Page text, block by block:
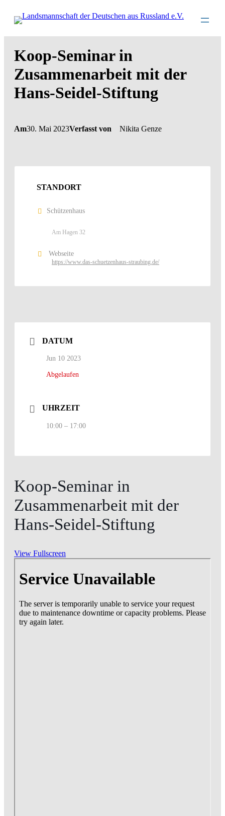
zum
Inhalt
wechseln
Koop-Seminar in
Zusammenarbeit mit der
Hans-Seidel-Stiftung
Am30. Mai 2023Verfasst von Nikita Genze
STANDORT
Schützenhaus
Am Hagen 32
Webseite
https://www.das-schuetzenhaus-straubing.de/
DATUM
Jun 10 2023
Abgelaufen
UHRZEIT
10:00 – 17:00
Koop-Seminar in
Zusammenarbeit mit der
Hans-Seidel-Stiftung
View Fullscreen
Zum
Inhalt